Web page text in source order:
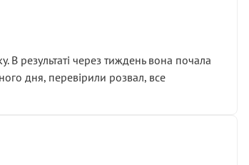
В результаті через тиждень вона почала
дня, перевірили розвал, все